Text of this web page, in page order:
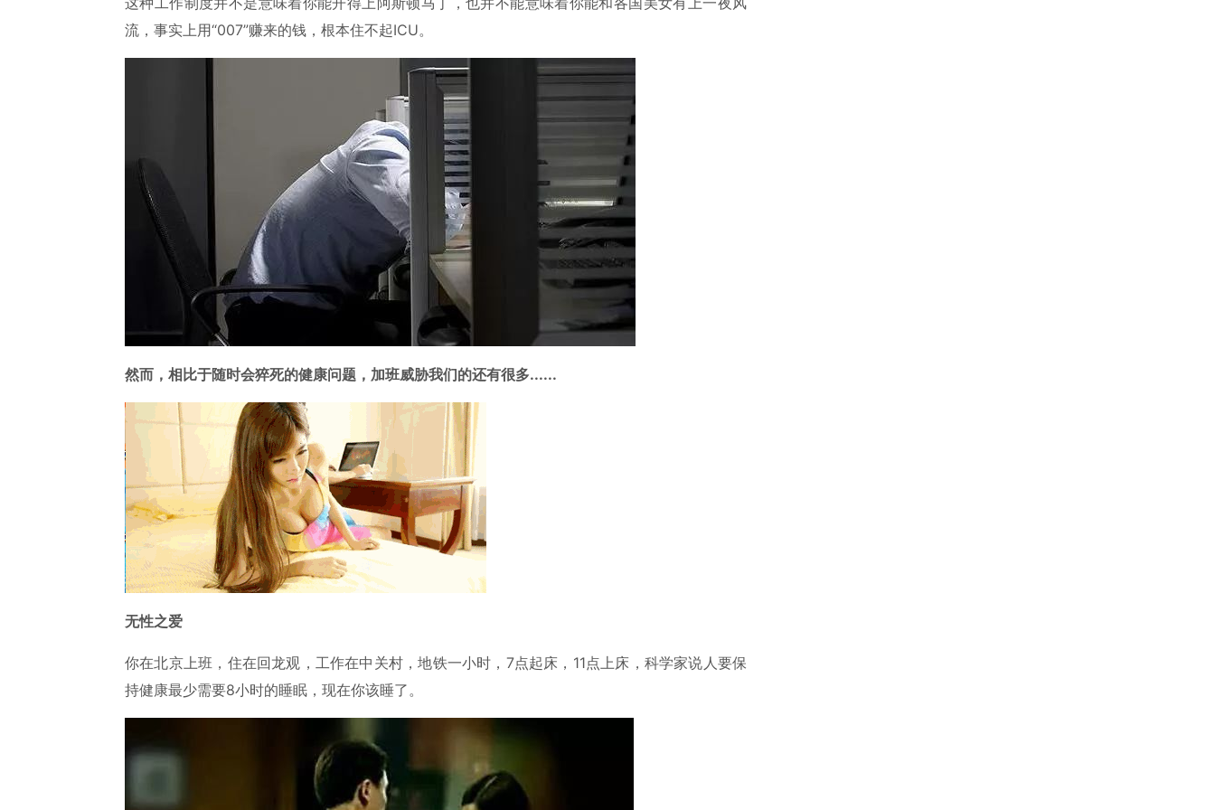
流，事实上用“007”赚来的钱，根本住不起ICU。
然而，相比于随时会猝死的健康问题，加班威胁我们的还有很多......
无性之爱
你在北京上班，住在回龙观，工作在中关村，地铁一小时，7点起床，11点上床，科学家说人要保
持健康最少需要8小时的睡眠，现在你该睡了。